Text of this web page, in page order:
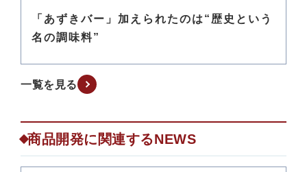
「あずきバー」加えられたのは“歴史という
名の調味料”
一覧を見る
商品開発に関連するNEWS